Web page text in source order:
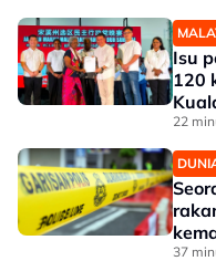
Isu
120
22
37